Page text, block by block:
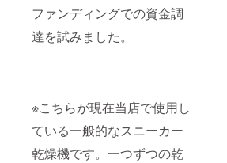
ファンディングでの資金調
達を試みました。
※こちらが現在当店で使用し
ている一般的なスニーカー
乾燥機です。一つずつの乾